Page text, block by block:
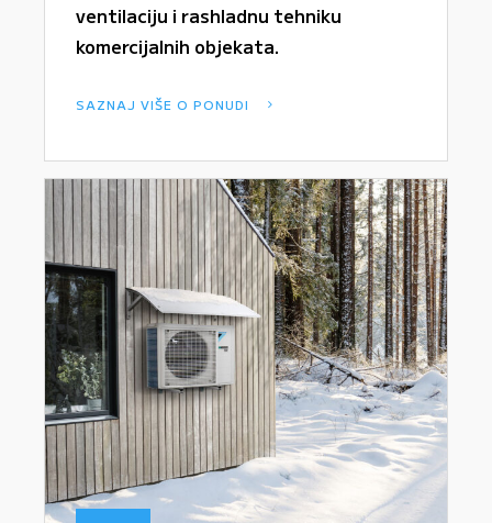
ventilaciju i rashladnu tehniku
komercijalnih objekata.
SAZNAJ VIŠE O PONUDI